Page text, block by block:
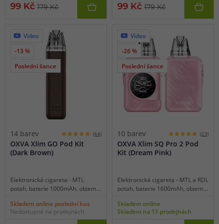
zaručeně roztančí vaše chuťové
99 Kč 179 Kč
nezapomíná.
99 Kč 179 Kč
Video
-13 %
Poslední šance
14 barev (64)
OXVA Xlim GO Pod Kit
(Dark Brown)
Elektronická cigareta - MTL
potah, baterie 1000mAh, objem
automatický výkon 5-30W,
dobíjení USB-C, regulace air-flow,
Skladem online poslední kus
Nedostupné na prodejnách
Video
-26 %
Poslední šance
10 barev (23)
OXVA Xlim SQ Pro 2 Pod
Kit (Dream Pink)
Elektronická cigareta - MTL a RDL
potah, baterie 1600mAh, objem
5-30W, dobíjení USB-C, regulace
air-flow, HD displej, inteligentní
Skladem online
Skladem na 11 prodejnách